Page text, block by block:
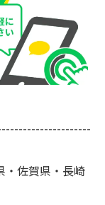
・佐賀県・長崎